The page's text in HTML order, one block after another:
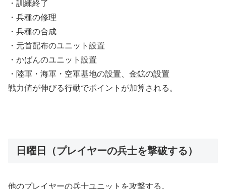
・訓練終了
・兵種の修理
・兵種の合成
・元首配布のユニット設置
・かばんのユニット設置
・陸軍・海軍・空軍基地の設置、金鉱の設置
戦力値が伸びる行動でポイントが加算される。
日曜日（プレイヤーの兵士を撃破する）
他のプレイヤーの兵士ユニットを攻撃する。